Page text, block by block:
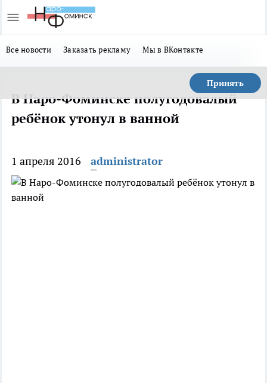
Все новости Заказать рекламу Мы в ВКонтакте
Принять
В Наро-Фоминске полугодовалый
ребёнок утонул в ванной
1 апреля 2016 administrator